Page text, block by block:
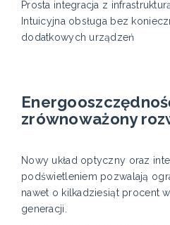
Prosta integracja z
Intuicyjna obsługa bez
dodatkowych urządzeń
zrównoważony
Nowy układ optyczny oraz
podświetleniem pozwalają
nawet o kilkadziesiąt procent
generacji.